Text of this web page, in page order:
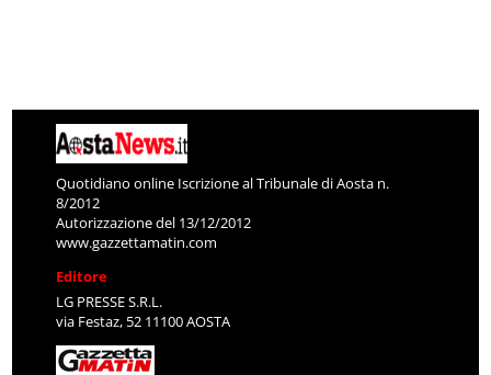
Quotidiano online Iscrizione al Tribunale di Aosta n.
8/2012
Autorizzazione del 13/12/2012
www.gazzettamatin.com
Editore
LG PRESSE S.R.L.
via Festaz, 52 11100 AOSTA